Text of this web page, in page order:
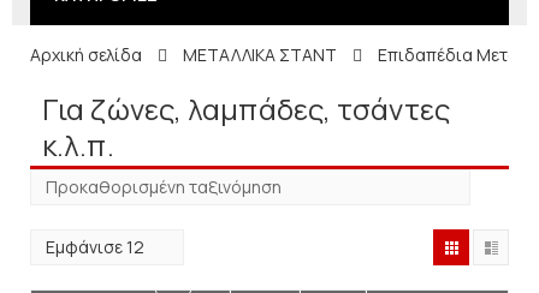
Αρχική σελίδα ΜΕΤΑΛΛΙΚΑ ΣΤΑΝΤ Επιδαπέδια
Για ζώνες, λαμπάδες, τσάντες
κ.λ.π.